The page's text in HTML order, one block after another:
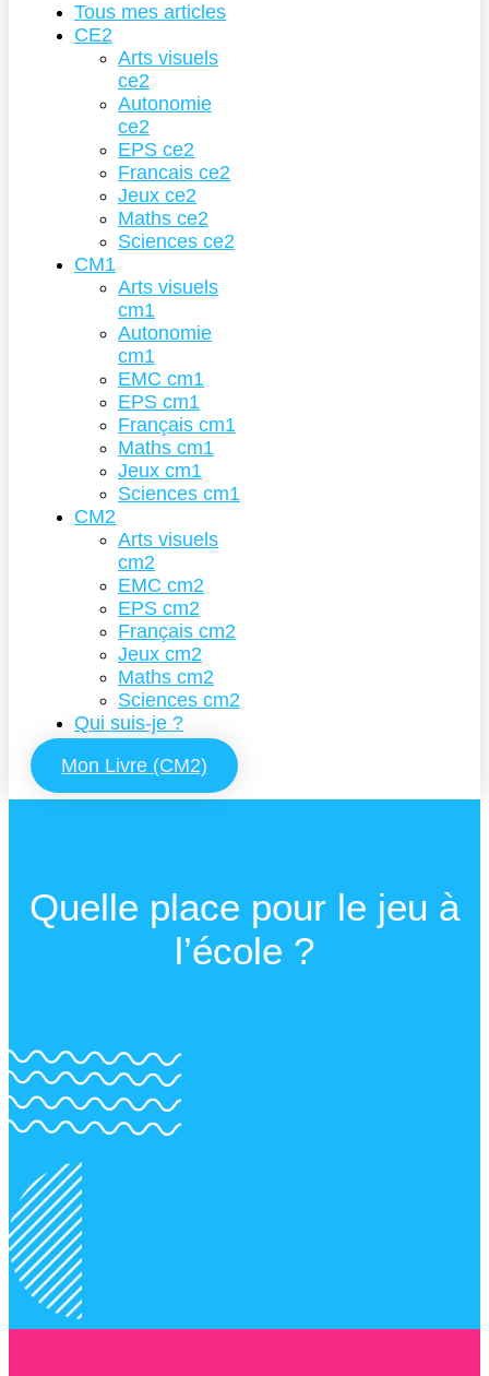
Tous mes articles
CE2
Arts visuels
ce2
Autonomie
ce2
EPS ce2
Francais ce2
Jeux ce2
Maths ce2
Sciences ce2
CM1
Arts visuels
cm1
Autonomie
cm1
EMC cm1
EPS cm1
Français cm1
Maths cm1
Jeux cm1
Sciences cm1
CM2
Arts visuels
cm2
EMC cm2
EPS cm2
Français cm2
Jeux cm2
Maths cm2
Sciences cm2
Qui suis-je ?
Mon Livre (CM2)
Quelle place pour le jeu à
l’école ?